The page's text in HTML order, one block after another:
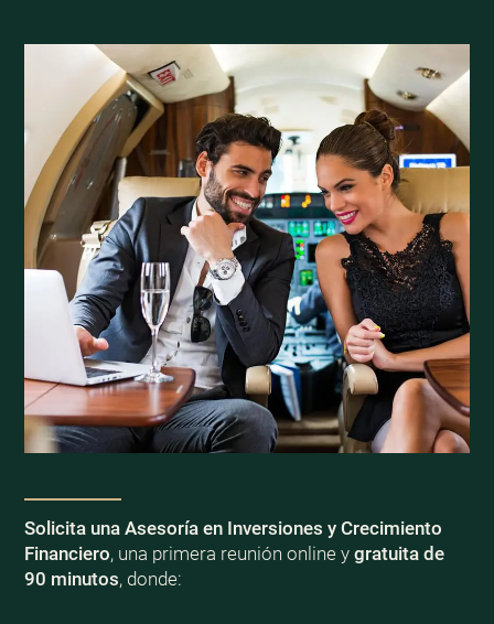
Solicita una Asesoría en Inversiones y Crecimiento
Financiero, una primera reunión online y gratuita de
90 minutos, donde: